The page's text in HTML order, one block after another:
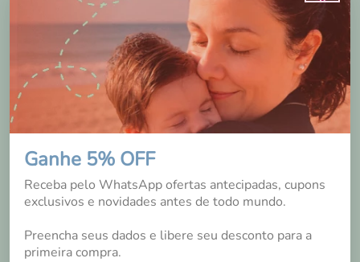
Ganhe 5% OFF
Receba pelo WhatsApp ofertas antecipadas, cupons
exclusivos e novidades antes de todo mundo.
Preencha seus dados e libere seu desconto para a
primeira compra.
2 anos
Ótimo produto, fácil de transportar, fácil de usar e além
disso, limpa muito bem. Recomendo totalmente.
Sim, recomendaria a um amigo
Essa avaliação foi útil? 3 0